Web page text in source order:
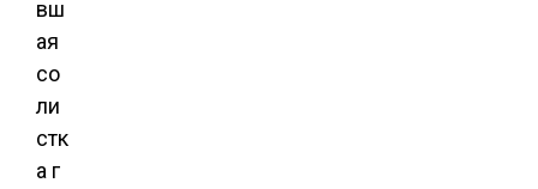
вш
ая
со
ли
стк
а г